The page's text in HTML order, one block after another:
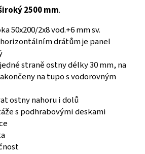
2500 mm.
50x200/2x8 vod.+6 mm sv.
drátům je panel
straně ostny délky 30 mm, na
na tupo s vodorovným
ostny nahoru i dolů
s podhrabovými deskami